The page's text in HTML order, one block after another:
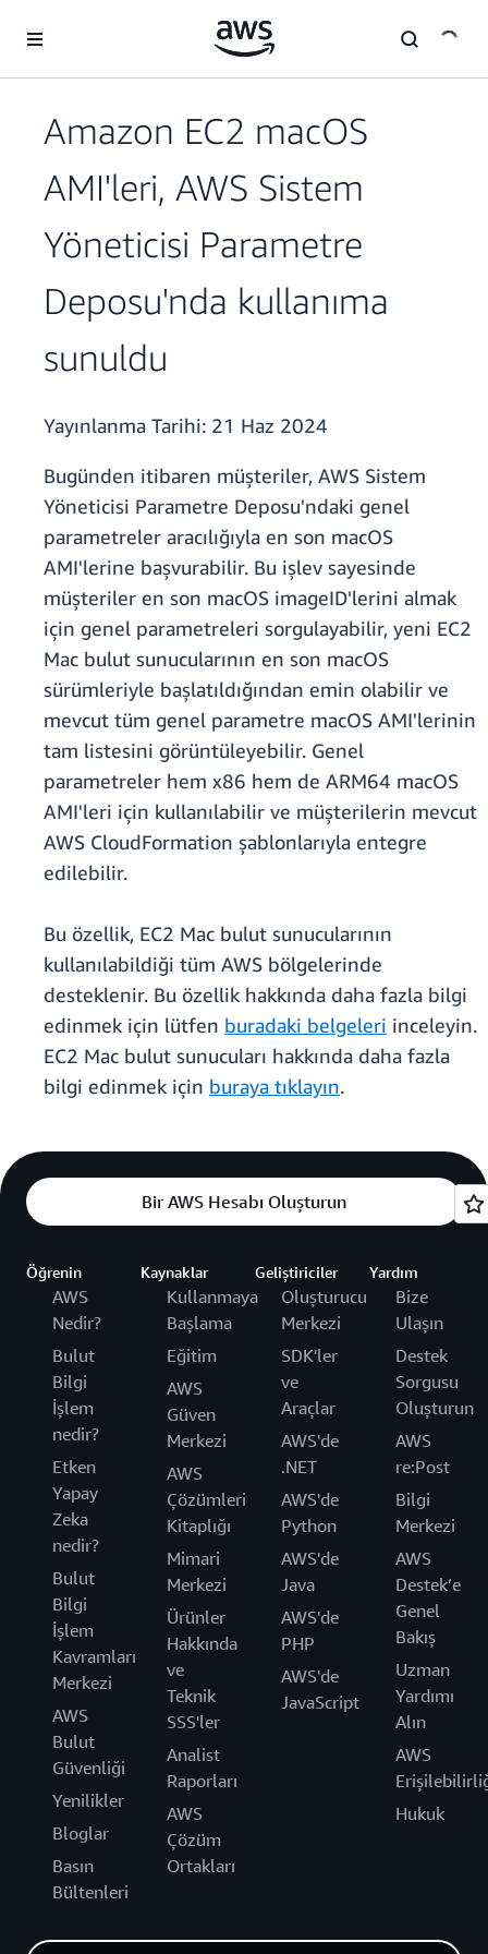
Amazon EC2 macOS
AMI'leri, AWS Sistem
Yöneticisi Parametre
Deposu'nda kullanıma
sunuldu
Yayınlanma Tarihi: 21 Haz 2024
Bugünden itibaren müşteriler, AWS Sistem
Yöneticisi Parametre Deposu'ndaki genel
parametreler aracılığıyla en son macOS
AMI'lerine başvurabilir. Bu işlev sayesinde
müşteriler en son macOS imageID'lerini almak
için genel parametreleri sorgulayabilir, yeni EC2
Mac bulut sunucularının en son macOS
sürümleriyle başlatıldığından emin olabilir ve
mevcut tüm genel parametre macOS AMI'lerinin
tam listesini görüntüleyebilir. Genel
parametreler hem x86 hem de ARM64 macOS
AMI'leri için kullanılabilir ve müşterilerin mevcut
AWS CloudFormation şablonlarıyla entegre
edilebilir.
Bu özellik, EC2 Mac bulut sunucularının
kullanılabildiği tüm AWS bölgelerinde
desteklenir. Bu özellik hakkında daha fazla bilgi
edinmek için lütfen buradaki belgeleri inceleyin.
EC2 Mac bulut sunucuları hakkında daha fazla
bilgi edinmek için buraya tıklayın.
Bir AWS Hesabı Oluşturun
Öğrenin
AWS
Nedir?
Bulut
Bilgi
İşlem
nedir?
Etken
Yapay
Zeka
nedir?
Bulut
Bilgi
İşlem
Kavramları
Merkezi
AWS
Bulut
Güvenliği
Yenilikler
Bloglar
Basın
Bültenleri
Kaynaklar
Kullanmaya
Başlama
Eğitim
AWS
Güven
Merkezi
AWS
Çözümleri
Kitaplığı
Mimari
Merkezi
Ürünler
Hakkında
ve
Teknik
SSS'ler
Analist
Raporları
AWS
Çözüm
Ortakları
Geliştiriciler
Oluşturucu
Merkezi
SDK'ler
ve
Araçlar
AWS'de
.NET
AWS'de
Python
AWS'de
Java
AWS'de
PHP
AWS'de
JavaScript
Yardım
Bize
Ulaşın
Destek
Sorgusu
Oluşturun
AWS
re:Post
Bilgi
Merkezi
AWS
Destek’e
Genel
Bakış
Uzman
Yardımı
Alın
AWS
Hukuk